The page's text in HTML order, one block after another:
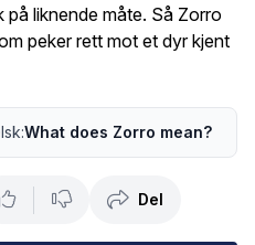
liknende måte. Så Zorro
peker rett mot et dyr kjent
What does Zorro mean?
Del